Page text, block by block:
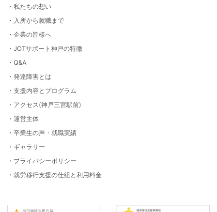
・私たちの想い
・入所から就職まで
・企業の皆様へ
・JOTサポート神戸の特徴
・Q&A
・発達障害とは
・支援内容とプログラム
・アクセス(神戸三宮駅前)
・運営主体
・卒業生の声・就職実績
・ギャラリー
・プライバシーポリシー
・就労移行支援の仕組と利用料金